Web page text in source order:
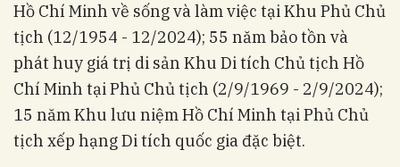
Hồ Chí Minh về sống và làm việc tại Khu Phủ Chủ
tịch (12/1954 - 12/2024); 55 năm bảo tồn và
phát huy giá trị di sản Khu Di tích Chủ tịch Hồ
Chí Minh tại Phủ Chủ tịch (2/9/1969 - 2/9/2024);
15 năm Khu lưu niệm Hồ Chí Minh tại Phủ Chủ
tịch xếp hạng Di tích quốc gia đặc biệt.